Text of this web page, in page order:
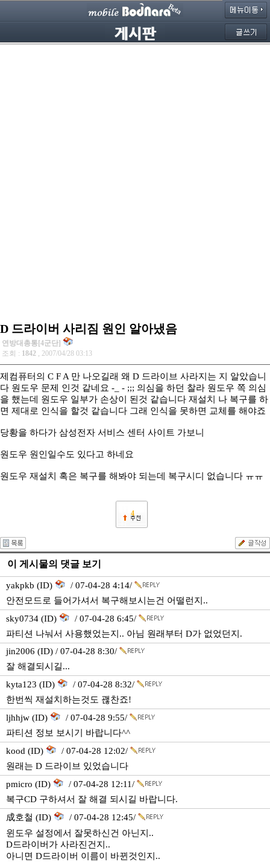
D 드라이버 사리짐 원인 알아냈음
연방대총통[4군단]
조회 : 1842 , 2007/04/28 03:13
제컴퓨터의 C F A 만 나오길래 왜 D 드라이브 사라지는 지 알았습니
다 원도우 문제 인것 같네요 -_ - ;;; 의심을 하던 찰라 원도우 쪽 의심
을 했는데 원도우 일부가 손상이 된것 같습니다 재설치 나 복구를 하
면 제대로 인식을 할것 같습니다 그래 인식을 못하면 교체를 해야죠
당황을 하다가 삼성전자 서비스 센터 사이트 가보니
원도우 원인일수도 있다고 하네요
원도우 재설치 혹은 복구를 해봐야 되는데 복구시디 없습니다 ㅠㅠ
4
이 게시물의 댓글 보기
yakpkb (ID)
/ 07-04-28 4:14/
안전모드로 들어가셔서 복구해보시는건 어떨런지..
sky0734 (ID)
/ 07-04-28 6:45/
파티션 나눠서 사용했었는지.. 아님 원래부터 D가 없었던지.
jin2006 (ID) / 07-04-28 8:30/
잘 해결되시길...
kyta123 (ID)
/ 07-04-28 8:32/
한번씩 재설치하는것도 괞찬죠!
ljhhjw (ID)
/ 07-04-28 9:55/
파티션 정보 보시기 바랍니다^^
kood (ID)
/ 07-04-28 12:02/
원래는 D 드라이브 있었습니다
pmicro (ID)
/ 07-04-28 12:11/
복구CD 구하셔서 잘 해결 되시길 바랍니다.
成호철 (ID)
/ 07-04-28 12:45/
윈도우 설정에서 잘못하신건 아닌지..
D드라이버가 사라진건지..
아니면 D드라이버 이름이 바뀐것인지..